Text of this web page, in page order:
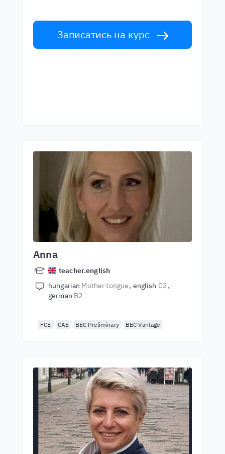
Записатись на курс
Anna
teacher.english
hungarian Mother tongue english C2
german B2
FCE CAE BEC Preliminary BEC Vantage